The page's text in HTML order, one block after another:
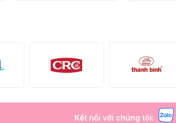
Kết nối với chúng tôi: